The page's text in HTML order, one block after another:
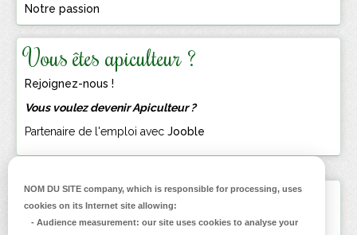
Notre passion
Vous êtes apiculteur ?
Rejoignez-nous !
Vous voulez devenir Apiculteur ?
Partenaire de l'emploi avec Jooble
Inscrivez-vous
à la Newsletter
NOM DU SITE company, which is responsible for processing, uses
cookies on its Internet site allowing:
- Audience measurement: our site uses cookies to analyse your